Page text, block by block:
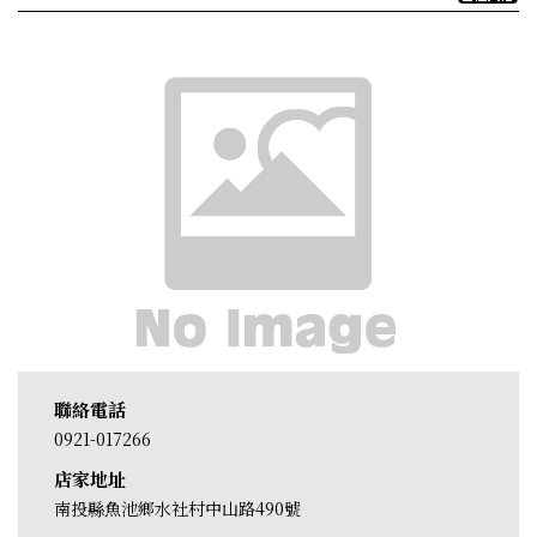
聯絡電話
0921-017266
店家地址
南投縣魚池鄉水社村中山路490號